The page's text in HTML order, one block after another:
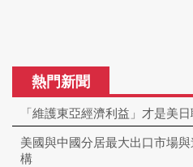
熱門新聞
「維護東亞經濟利益」才是美
美國與中國分居最大出口市場
構